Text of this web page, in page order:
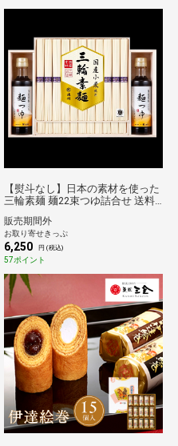
【熨斗なし】日本の素材を使った
三輪素麺 麺22束つゆ詰合せ 送料
販売期間外
お取り寄せきっぷ
6,250 円 (税込)
57ポイント